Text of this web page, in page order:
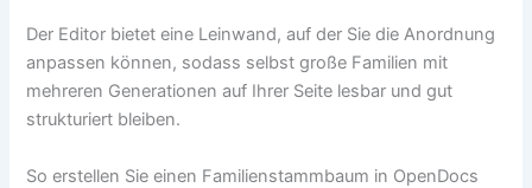
Der Editor bietet eine Leinwand, auf der Sie die Anordnung
anpassen können, sodass selbst große Familien mit
mehreren Generationen auf Ihrer Seite lesbar und gut
strukturiert bleiben.
So erstellen Sie einen Familienstammbaum in OpenDocs